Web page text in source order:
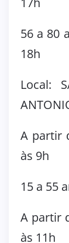
56 a 80
18h
Local:
A partir
às 9h
15 a 55
A partir
às 11h